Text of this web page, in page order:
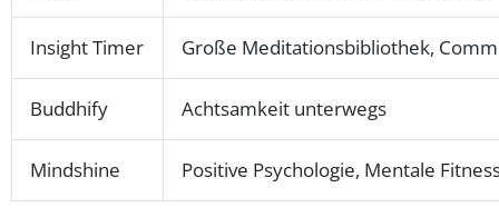
Insight Timer Große Meditationsbibliothek,
Buddhify Achtsamkeit unterwegs
Mindshine Positive Psychologie, Mentale